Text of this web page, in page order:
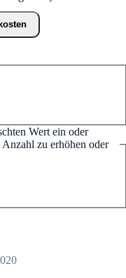
Wert ein oder
zu erhöhen oder